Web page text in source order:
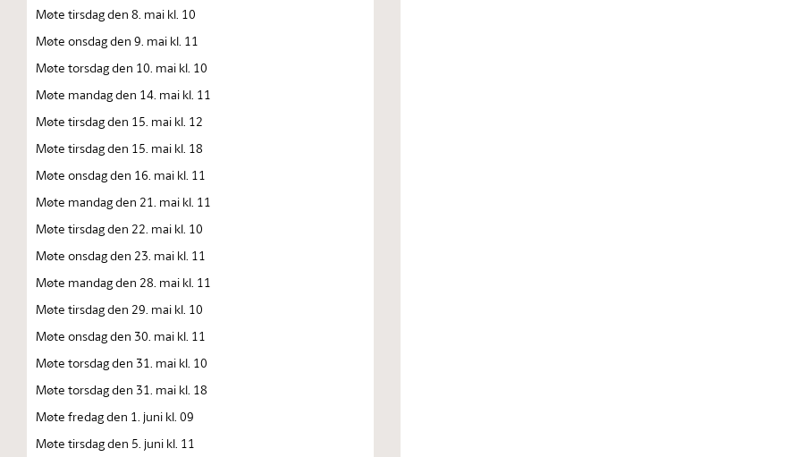
Møte tirsdag den 8. mai kl. 10
Møte onsdag den 9. mai kl. 11
Møte torsdag den 10. mai kl. 10
Møte mandag den 14. mai kl. 11
Møte tirsdag den 15. mai kl. 12
Møte tirsdag den 15. mai kl. 18
Møte onsdag den 16. mai kl. 11
Møte mandag den 21. mai kl. 11
Møte tirsdag den 22. mai kl. 10
Møte onsdag den 23. mai kl. 11
Møte mandag den 28. mai kl. 11
Møte tirsdag den 29. mai kl. 10
Møte onsdag den 30. mai kl. 11
Møte torsdag den 31. mai kl. 10
Møte torsdag den 31. mai kl. 18
Møte fredag den 1. juni kl. 09
Møte tirsdag den 5. juni kl. 11